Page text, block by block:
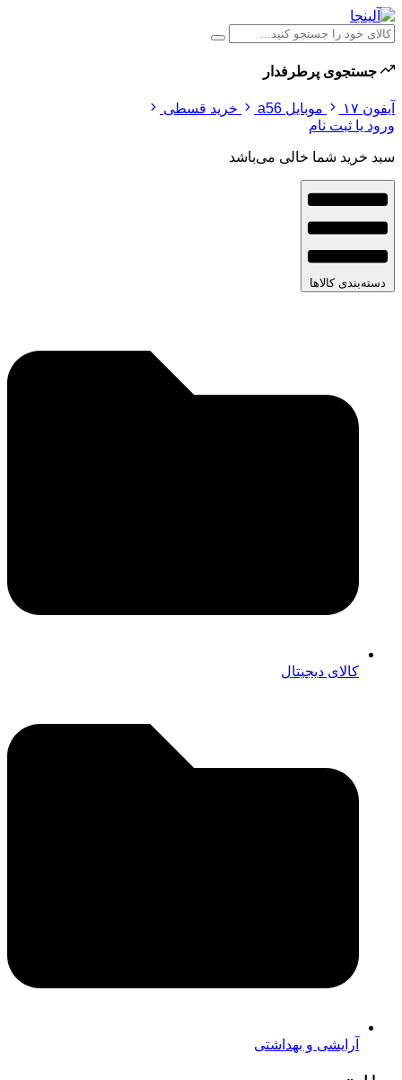
جستجوی پرطرفدار
آیفون ۱۷ موبایل a56
خرید قسطی
ورود یا ثبت نام
سبد خرید شما خالی می‌باشد
دسته‌بندی کالاها
کالای دیجیتال
آرایشی و بهداشتی